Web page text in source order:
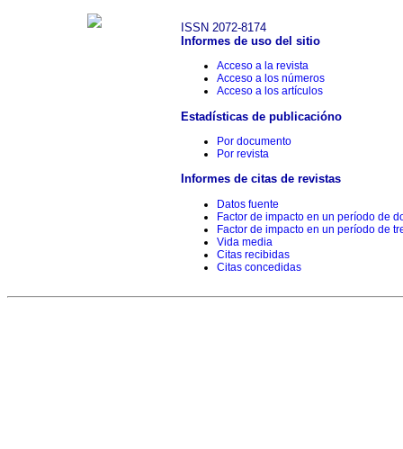
ISSN 2072-8174
Informes de uso del sitio
Acceso a la revista
Acceso a los números
Acceso a los artículos
Estadísticas de publicacióno
Por documento
Por revista
Informes de citas de revistas
Datos fuente
Factor de impacto en un período de
Factor de impacto en un período de
Vida media
Citas recibidas
Citas concedidas